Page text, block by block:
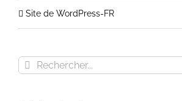
Site de WordPress-FR
Rechercher